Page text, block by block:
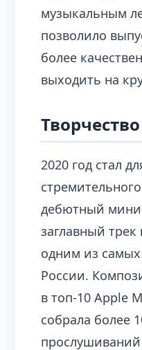
музыкальным
позволило
более
выходить на
2020 год стал
дебютный
заглавный трек
одним из
России.
в топ-10 Apple
собрала более